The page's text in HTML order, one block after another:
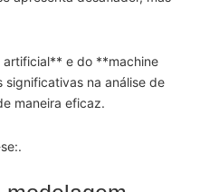
e do **machine
significativas na análise de
maneira eficaz.